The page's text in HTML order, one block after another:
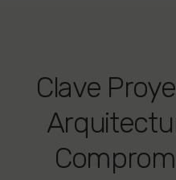
Clave